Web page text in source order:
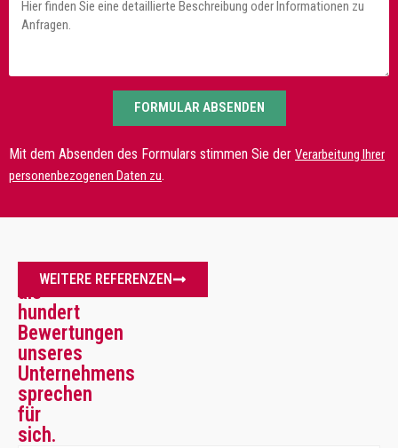
FORMULAR ABSENDEN
Mit dem Absenden des Formulars stimmen Sie der Verarbeitung Ihrer
personenbezogenen Daten zu.
Mehr
als
hundert
Bewertungen
unseres
Unternehmens
sprechen
für
sich.
WEITERE REFERENZEN